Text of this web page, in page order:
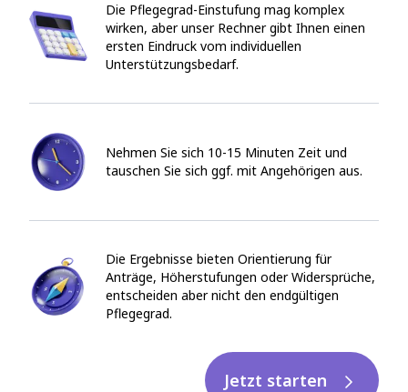
Die Pflegegrad-Einstufung mag komplex
wirken, aber unser Rechner gibt Ihnen einen
ersten Eindruck vom individuellen
Unterstützungsbedarf.
Nehmen Sie sich 10-15 Minuten Zeit und
tauschen Sie sich ggf. mit Angehörigen aus.
Die Ergebnisse bieten Orientierung für
Anträge, Höherstufungen oder Widersprüche,
entscheiden aber nicht den endgültigen
Pflegegrad.
Jetzt starten